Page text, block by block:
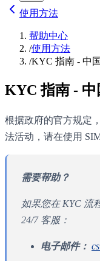
使用方法
帮助中心
/使用方法
/KYC 指南 - 中
KYC 指南 - 中
根据政府的官方规定
法活动，请在使用
需要帮助？
如果您在 KYC 流
24/7 客服：
电子邮件：